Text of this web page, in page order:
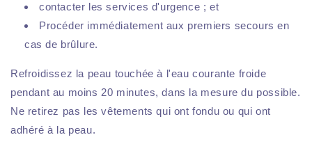
contacter les services d'urgence ; et
Procéder immédiatement aux premiers secours en
cas de brûlure.
Refroidissez la peau touchée à l'eau courante froide
pendant au moins 20 minutes, dans la mesure du possible.
Ne retirez pas les vêtements qui ont fondu ou qui ont
adhéré à la peau.